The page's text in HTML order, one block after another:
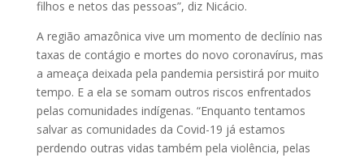
filhos e netos das pessoas”, diz Nicácio.
A região amazônica vive um momento de declínio nas
taxas de contágio e mortes do novo coronavírus, mas
a ameaça deixada pela pandemia persistirá por muito
tempo. E a ela se somam outros riscos enfrentados
pelas comunidades indígenas. “Enquanto tentamos
salvar as comunidades da Covid-19 já estamos
perdendo outras vidas também pela violência, pelas